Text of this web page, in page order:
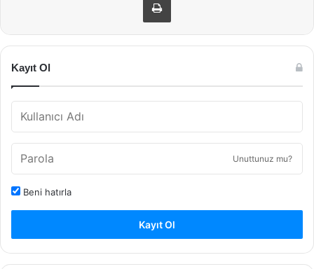
Kayıt Ol
Unuttunuz mu?
Beni hatırla
Kayıt Ol